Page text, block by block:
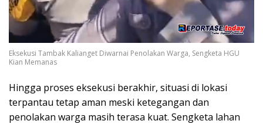
Eksekusi Tambak Kalianget Diwarnai Penolakan Warga, Sengketa HGU
Kian Memanas
Hingga proses eksekusi berakhir, situasi di lokasi
terpantau tetap aman meski ketegangan dan
penolakan warga masih terasa kuat. Sengketa lahan